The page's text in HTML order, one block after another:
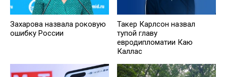
Захарова назвала роковую
ошибку России
Такер Карлсон назвал
тупой главу
евродипломатии Каю
Каллас